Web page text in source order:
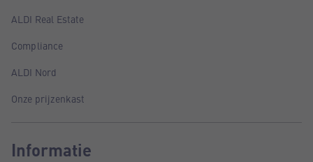
ALDI Real Estate
Compliance
ALDI Nord
Onze prijzenkast
Informatie